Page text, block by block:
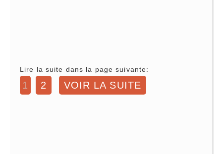
Lire la suite dans la page suivante:
1 2 VOIR LA SUITE